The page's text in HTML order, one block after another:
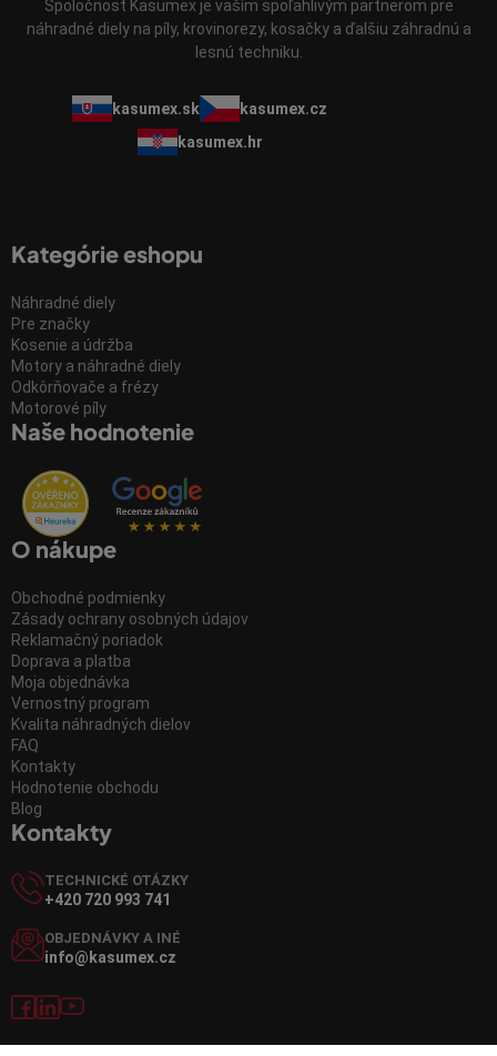
Spoločnosť Kasumex je vaším spoľahlivým partnerom pre
náhradné diely na píly, krovinorezy, kosačky a ďalšiu záhradnú a
lesnú techniku.
kasumex.sk
kasumex.cz
kasumex.hr
Kategórie eshopu
Náhradné diely
Pre značky
Kosenie a údržba
Motory a náhradné diely
Odkôrňovače a frézy
Motorové píly
Naše hodnotenie
O nákupe
Obchodné podmienky
Zásady ochrany osobných údajov
Reklamačný poriadok
Doprava a platba
Moja objednávka
Vernostný program
Kvalita náhradných dielov
FAQ
Kontakty
Hodnotenie obchodu
Blog
Kontakty
TECHNICKÉ OTÁZKY
+420 720 993 741
OBJEDNÁVKY A INÉ
info@kasumex.cz